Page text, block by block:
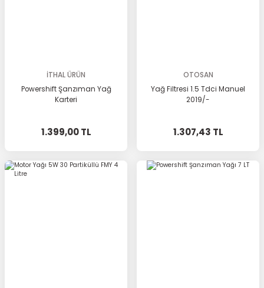
İTHAL ÜRÜN
Powershift Şanzıman Yağ
Karteri
1.399,00 TL
OTOSAN
Yağ Filtresi 1.5 Tdci Manuel
2019/-
1.307,43 TL